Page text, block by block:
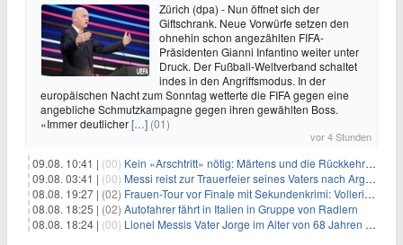
Zürich (dpa) - Nun öffnet sich der
Giftschrank. Neue Vorwürfe setzen den
ohnehin schon angezählten FIFA-
Präsidenten Gianni Infantino weiter unter
Druck. Der Fußball-Weltverband schaltet
indes in den Angriffsmodus. In der
europäischen Nacht zum Sonntag wetterte die FIFA gegen eine
angebliche Schmutzkampagne gegen ihren gewählten Boss.
«Immer deutlicher[…] (01)
vor 4 Stunden
09.08. 10:41 | (00) Kein «Arschtritt» nötig: Märtens und die Rückkehr nach Paris
09.08. 03:41 | (00) Messi reist zur Trauerfeier seines Vaters nach Argentinien
08.08. 19:27 | (02) Frauen-Tour vor Finale mit Sekundenkrimi: Vollering in Gelb
08.08. 18:25 | (02) Autofahrer fährt in Italien in Gruppe von Radlern
08.08. 18:24 | (00) Lionel Messis Vater Jorge im Alter von 68 Jahren gestorben